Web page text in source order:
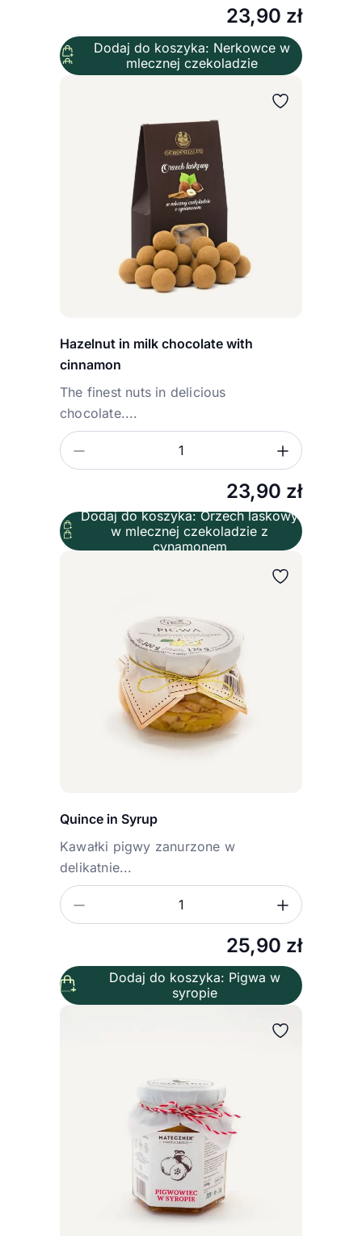
23,90 zł
Dodaj do koszyka: Nerkowce w
mlecznej czekoladzie
Hazelnut in milk chocolate with
cinnamon
The finest nuts in delicious
chocolate....
23,90 zł
Zmniejsz ilość
Dodaj do koszyka: Orzech laskowy
w mlecznej czekoladzie z
cynamonem
Quince in Syrup
Kawałki pigwy zanurzone w
delikatnie...
25,90 zł
Zmniejsz ilość
Dodaj do koszyka: Pigwa w
syropie